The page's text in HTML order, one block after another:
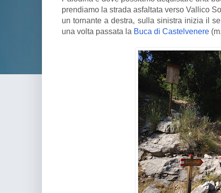
prendiamo la strada asfaltata verso Vallico
un tornante a destra, sulla sinistra inizia il
una volta passata la Buca di Castelvenere